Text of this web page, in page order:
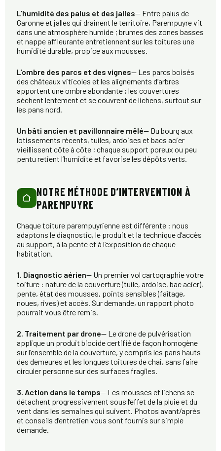
L’humidité des palus et des jalles— Entre palus de
Garonne et jalles qui drainent le territoire, Parempuyre vit
dans une atmosphère humide ; brumes des zones basses
et nappe affleurante entretiennent sur les toitures une
humidité durable, propice aux mousses.
L’ombre des parcs et des vignes— Les parcs boisés
des châteaux viticoles et les alignements d’arbres
apportent une ombre abondante ; les couvertures
séchent lentement et se couvrent de lichens, surtout sur
les pans nord.
Un bâti ancien et pavillonnaire mêlé— Du bourg aux
lotissements récents, tuiles, ardoises et bacs acier
vieillissent côte à côte ; chaque support poreux ou peu
pentu retient l’humidité et favorise les dépôts verts.
NOTRE MÉTHODE D’INTERVENTION À
PAREMPUYRE
Chaque toiture parempuyrienne est différente : nous
adaptons le diagnostic, le produit et la technique d’accès
au support, à la pente et à l’exposition de chaque
habitation.
1. Diagnostic aérien— Un premier vol cartographie votre
toiture : nature de la couverture (tuile, ardoise, bac acier),
pente, état des mousses, points sensibles (faîtage,
noues, rives) et accès. Sur demande, un rapport photo
pourrait vous être remis.
2. Traitement par drone— Le drone de pulvérisation
applique un produit biocide certifié de façon homogène
sur l’ensemble de la couverture, y compris les pans hauts
des demeures et les longues toitures de chai, sans faire
circuler personne sur des surfaces fragiles.
3. Action dans le temps— Les mousses et lichens se
détachent progressivement sous l’effet de la pluie et du
vent dans les semaines qui suivent. Photos avant/après
et conseils d’entretien vous sont fournis sur simple
demande.